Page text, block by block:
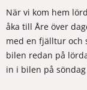
När vi kom hem
åka till Åre över
med en fjälltur och
bilen redan på
in i bilen på